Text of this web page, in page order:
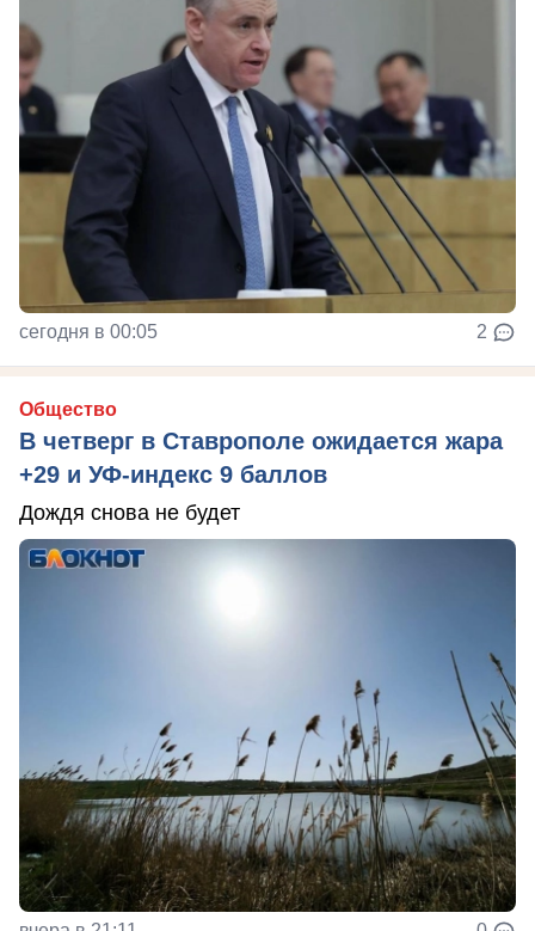
сегодня в 00:05 2
Общество
В четверг в Ставрополе ожидается жара
+29 и УФ-индекс 9 баллов
Дождя снова не будет